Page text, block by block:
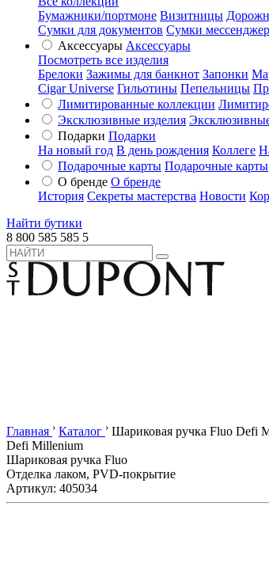
Бумажники/портмоне Визитницы
Сумки для документов Сумки
Аксессуары Аксессуары
Посмотреть все изделия
Брелоки Зажимы для банкнот Запонки
Cigar Universe Гильотины Пепельницы
Лимитированные коллекции
Эксклюзивные изделия
Подарки Подарки
На новый год В день рождения Коллеге
Подарочные карты Подарочные карты
О бренде О бренде
История Секреты мастерства Новости
Найти бутики
8 800 585 585 5
Главная › Каталог › Шариковая ручка Fluo Defi
Defi Millenium
Шариковая ручка Fluo
Отделка лаком, PVD-покрытие
Артикул: 405034